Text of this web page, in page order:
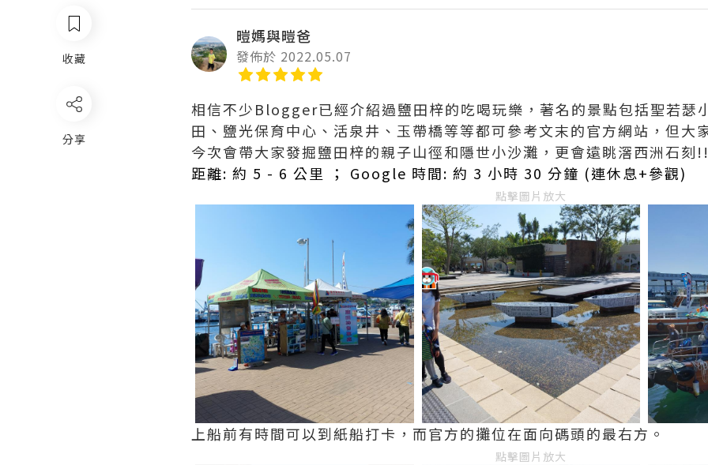
收藏
分享
暟媽與暟爸
發佈於 2022.05.07
相信不少Blogger已經介紹過鹽田梓的吃喝玩樂，著名的景點包括聖若瑟
田、鹽光保育中心、活泉井、玉帶橋等等都可參考文末的官方網站，但大
今次會帶大家發掘鹽田梓的親子山徑和隱世小沙灘，更會遠眺滘西洲石
距離: 約 5 - 6 公里 ； Google 時間: 約 3 小時 30 分鐘 (連休息+參觀)
點擊圖片放大
上船前有時間可以到紙船打卡，而官方的攤位在面向碼頭的最右方。
點擊圖片放大